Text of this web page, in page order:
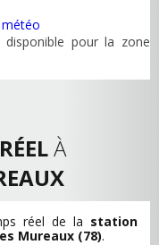
disponible pour la zone
À
réel de la station
Mureaux (78).